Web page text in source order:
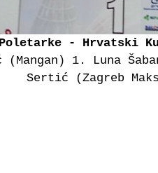
Poletarke - Hrvatski
1. Luna
Sertić (Zagreb